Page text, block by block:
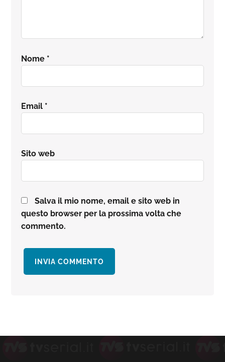
Nome *
Email *
Sito web
Salva il mio nome, email e sito web in
questo browser per la prossima volta che
commento.